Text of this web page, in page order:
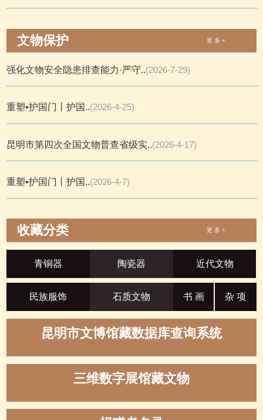
文物保护 更 多 +
强化文物安全隐患排查能力·严守..(2026-7-29)
重塑•护国门丨护国..(2026-4-25)
昆明市第四次全国文物普查省级实..(2026-4-17)
重塑•护国门丨护国..(2026-4-7)
收藏分类 更 多 +
青铜器 陶瓷器 近代文物
民族服饰 石质文物 书 画 杂 项
昆明市文博馆藏数据库查询系统
三维数字展馆藏文物